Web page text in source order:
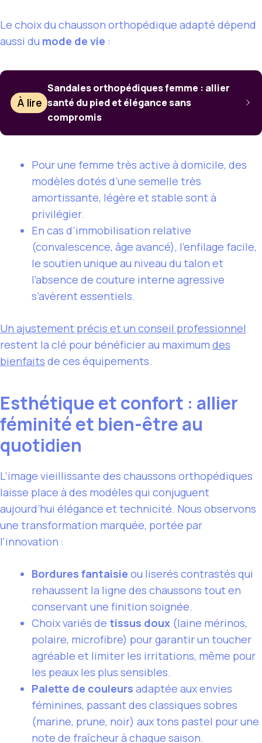
Le choix du chausson orthopédique adapté dépend
aussi du mode de vie :
À lire
Sandales orthopédiques femme : allier
santé du pied et élégance sans
compromis
Pour une femme très active à domicile, des
modèles dotés d’une semelle très
amortissante, légère et stable sont à
privilégier.
En cas d’immobilisation relative
(convalescence, âge avancé), l’enfilage facile,
le soutien unique au niveau du talon et
l’absence de couture interne agressive
s’avèrent essentiels.
Un ajustement précis et un conseil professionnel
restent la clé pour bénéficier au maximum des
bienfaits de ces équipements.
Esthétique et confort : allier
féminité et bien-être au
quotidien
L’image vieillissante des chaussons orthopédiques
laisse place à des modèles qui conjuguent
aujourd’hui élégance et technicité. Nous observons
une transformation marquée, portée par
l’innovation :
Bordures fantaisie ou liserés contrastés qui
rehaussent la ligne des chaussons tout en
conservant une finition soignée.
Choix variés de tissus doux (laine mérinos,
polaire, microfibre) pour garantir un toucher
agréable et limiter les irritations, même pour
les peaux les plus sensibles.
Palette de couleurs adaptée aux envies
féminines, passant des classiques sobres
(marine, prune, noir) aux tons pastel pour une
note de fraîcheur à chaque saison.